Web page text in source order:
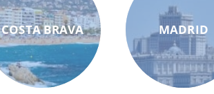
COSTA BRAVA MADRID